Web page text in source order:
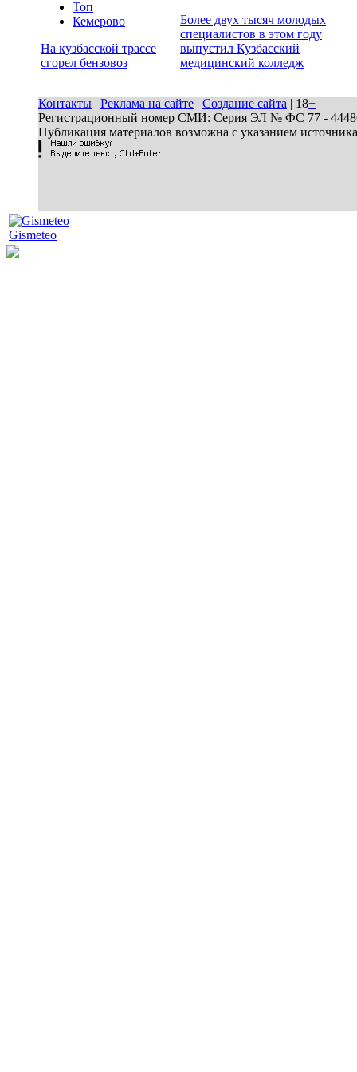
Топ
Кемерово
На кузбасской трассе
сгорел бензовоз
Более двух тысяч молодых
специалистов в этом году
выпустил Кузбасский
медицинский колледж
Контакты | Реклама на сайте | Создание сайта | 18+
Регистрационный номер СМИ: Серия ЭЛ № ФС 77 - 44486
Публикация материалов возможна с указанием
Gismeteo